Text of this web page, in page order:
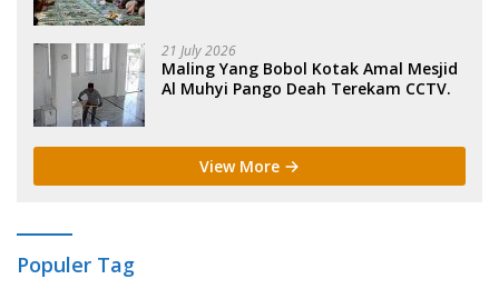
21 July 2026
Maling Yang Bobol Kotak Amal Mesjid
Al Muhyi Pango Deah Terekam CCTV.
View More
Populer Tag